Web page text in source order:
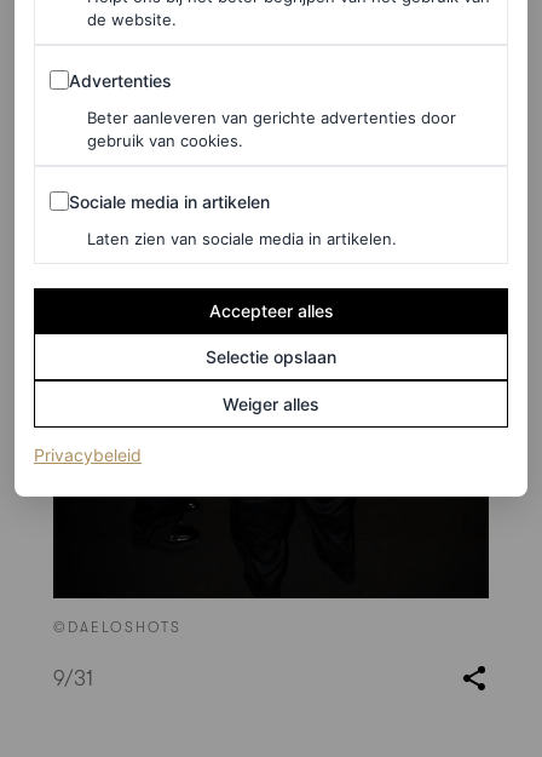
©DAELOSHOTS
9/31
de website.
Advertenties
Advertenties
Beter aanleveren van gerichte advertenties door
gebruik van cookies.
Sociale media in artikelen
Sociale media in artikelen
Laten zien van sociale media in artikelen.
Accepteer alles
Selectie opslaan
Weiger alles
Privacybeleid